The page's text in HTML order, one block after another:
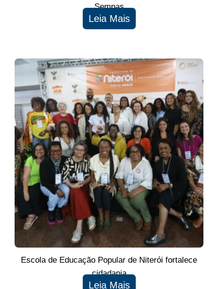
Sempas
Leia Mais
Escola de Educação Popular de Niterói fortalece
cidadania
Leia Mais